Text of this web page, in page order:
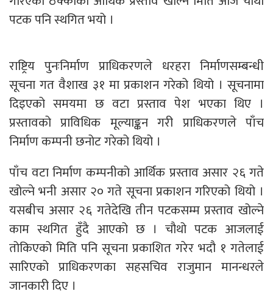
पटक पनि स्थगित भयो ।
राष्ट्रिय पुनःनिर्माण प्राधिकरणले धरहरा निर्माणसम्बन्धी
सूचना गत वैशाख ३१ मा प्रकाशन गरेको थियो । सूचनामा
दिइएको समयमा छ वटा प्रस्ताव पेश भएका थिए ।
प्रस्तावको प्राविधिक मूल्याङ्कन गरी प्राधिकरणले पाँच
निर्माण कम्पनी छनोट गरेको थियो ।
पाँच वटा निर्माण कम्पनीको आर्थिक प्रस्ताव असार २६ गते
खोल्ने भनी असार २० गते सूचना प्रकाशन गरिएको थियो ।
यसबीच असार २६ गतेदेखि तीन पटकसम्म प्रस्ताव खोल्ने
काम स्थगित हुँदै आएको छ । चौथो पटक आजलाई
तोकिएको मिति पनि सूचना प्रकाशित गरेर भदौ १ गतेलाई
सारिएको प्राधिकरणका सहसचिव राजुमान मानन्धरले
जानकारी दिए ।